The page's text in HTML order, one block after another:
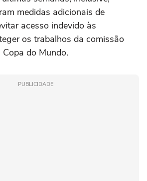
medidas adicionais de
acesso indevido às
os trabalhos da comissão
do Mundo.
PUBLICIDADE